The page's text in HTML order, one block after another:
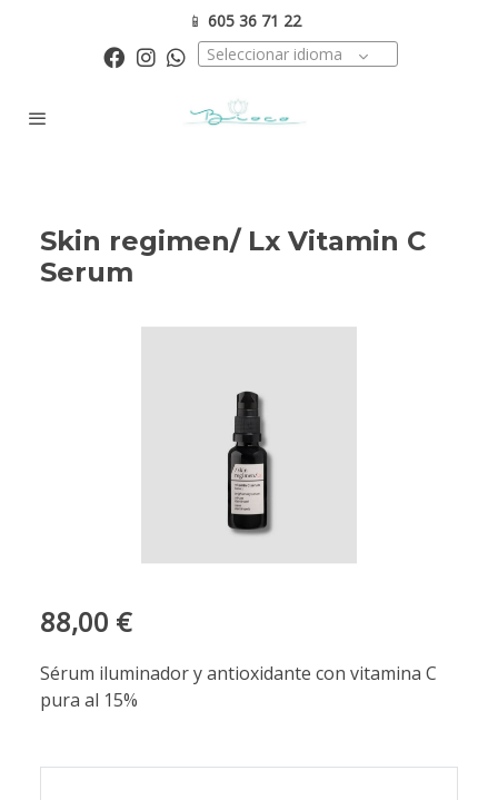
📱 605 36 71 22
Seleccionar idioma
Skin regimen/ Lx Vitamin C
Serum
88,00 €
Sérum iluminador y antioxidante con vitamina C
pura al 15%